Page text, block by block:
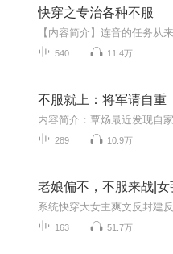
快穿之专治各种不服
540 11.4万
不服就上：将军请自重
289 10.9万
老娘偏不，不服来战|
163 51.7万